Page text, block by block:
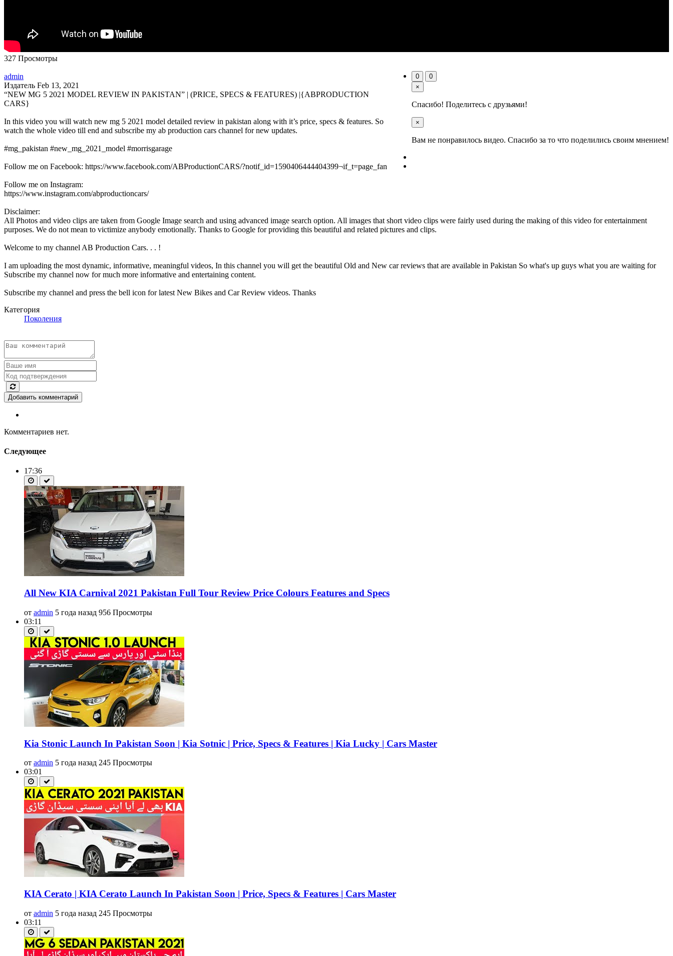
327 Просмотры
0
0
×
Спасибо! Поделитесь с друзьями!
×
Вам не понравилось видео. Спасибо за то что поделились своим мнением!
admin
Издатель Feb 13, 2021
“NEW MG 5 2021 MODEL REVIEW IN PAKISTAN” | (PRICE, SPECS & FEATURES) |{ABPRODUCTION
CARS}
In this video you will watch new mg 5 2021 model detailed review in pakistan along with it’s price, specs & features. So
watch the whole video till end and subscribe my ab production cars channel for new updates.
#mg_pakistan #new_mg_2021_model #morrisgarage
Follow me on Facebook: https://www.facebook.com/ABProductionCARS/?notif_id=1590406444404399¬if_t=page_fan
Follow me on Instagram:
https://www.instagram.com/abproductioncars/
Disclaimer:
All Photos and video clips are taken from Google Image search and using advanced image search option. All images that short video clips were fairly used during the making of this video for entertainment
purposes. We do not mean to victimize anybody emotionally. Thanks to Google for providing this beautiful and related pictures and clips.
Welcome to my channel AB Production Cars. . . !
I am uploading the most dynamic, informative, meaningful videos, In this channel you will get the beautiful Old and New car reviews that are available in Pakistan So what's up guys what you are waiting for
Subscribe my channel now for much more informative and entertaining content.
Subscribe my channel and press the bell icon for latest New Bikes and Car Review videos. Thanks
Категория
Поколения
Добавить комментарий
Комментариев нет.
Следующее
17:36
All New KIA Carnival 2021 Pakistan Full Tour Review Price Colours Features and Specs
от admin 5 года назад 956 Просмотры
03:11
Kia Stonic Launch In Pakistan Soon | Kia Sotnic | Price, Specs & Features | Kia Lucky | Cars Master
от admin 5 года назад 245 Просмотры
03:01
KIA Cerato | KIA Cerato Launch In Pakistan Soon | Price, Specs & Features | Cars Master
от admin 5 года назад 245 Просмотры
03:11